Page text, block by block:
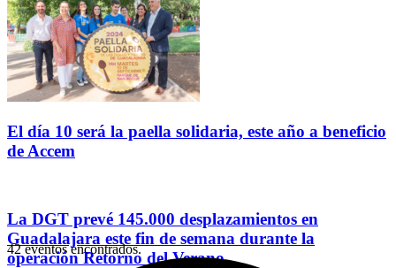
El día 10 será la paella solidaria, este año a beneficio
de Accem
La DGT prevé 145.000 desplazamientos en
Guadalajara este fin de semana durante la
operación Retorno del Verano
42 eventos encontrados.